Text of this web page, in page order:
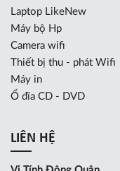
Laptop LikeNew
Máy bộ Hp
Camera wifi
Thiết bị thu - phát Wifi
Máy in
Ổ đĩa CD - DVD
LIÊN HỆ